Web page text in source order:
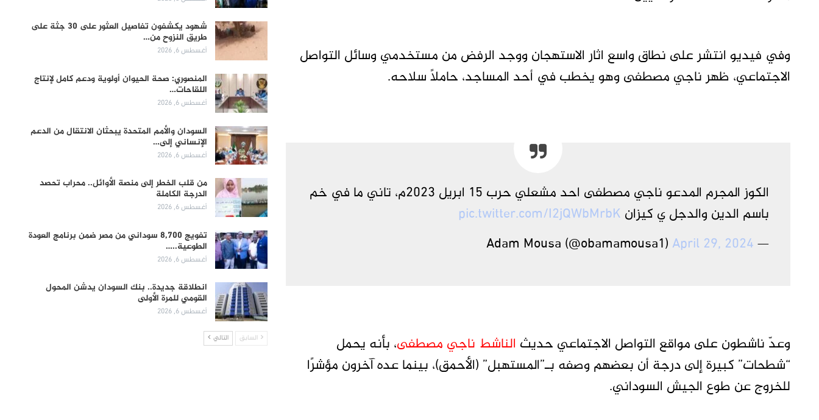
وفي فيديو انتشر على نطاق واسع اثار الاستهجان ووجد الرفض من مستخدمي وسائل التواصل
الاجتماعي، ظهر ناجي مصطفى وهو يخطب في أحد المساجد، حاملًا سلاحه.
الكوز المجرم المدعو ناجي مصطفى احد مشعلي حرب ١٥ ابريل ٢٠٢٣م، تاني ما في خم
باسم الدين والدجل ي كيزان pic.twitter.com/I2jQWbMrbK
— Adam Mousa (@obamamousa1)
April 29, 2024
وعدّ ناشطون على مواقع التواصل الاجتماعي حديث الناشط ناجي مصطفى، بأنه يحمل
“شطحات” كبيرة إلى درجة أن بعضهم وصفه بـ”المستهبل” (الأحمق)، بينما عده آخرون مؤشرًا
للخروج عن طوع الجيش السوداني.
شهود يكشفون تفاصيل العثور على 30 جثة على
طريق النزوح من…
أغسطس 6, 2026
المنصوري: صحة الحيوان أولوية ودعم كامل لإنتاج
اللقاحات…
أغسطس 6, 2026
السودان والأمم المتحدة يبحثان الانتقال من الدعم
الإنساني إلى…
أغسطس 6, 2026
من قلب الخطر إلى منصة الأوائل.. محراب تحصد
الدرجة الكاملة
أغسطس 6, 2026
تفويج 8,700 سوداني من مصر ضمن برنامج العودة
الطوعية..…
أغسطس 6, 2026
انطلاقة جديدة.. بنك السودان يدشن المحول
القومي للمرة الأولى
أغسطس 6, 2026
السابق التالي